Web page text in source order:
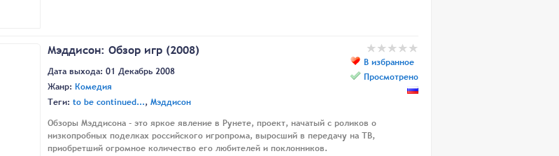
В избранное
Просмотрено
Мэддисон: Обзор игр (2008)
Дата выхода: 01 Декабрь 2008
Жанр: Комедия
Теги: to be continued..., Мэддисон
Обзоры Мэддисона - это яркое явление в Рунете, проект, начатый с роликов о
низкопробных поделках российского игропрома, выросший в передачу на ТВ,
приобретший огромное количество его любителей и поклонников.